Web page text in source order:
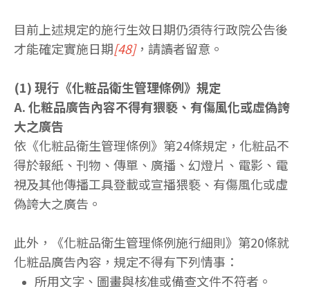
目前上述規定的施行生效日期仍須待行政院公告後
才能確定實施日期[48]，請讀者留意。
(1) 現行《化粧品衛生管理條例》規定
A. 化粧品廣告內容不得有猥褻、有傷風化或虛偽誇
大之廣告
依《化粧品衛生管理條例》第24條規定，化粧品不
得於報紙、刊物、傳單、廣播、幻燈片、電影、電
視及其他傳播工具登載或宣播猥褻、有傷風化或虛
偽誇大之廣告。
此外，《化粧品衛生管理條例施行細則》第20條就
化粧品廣告內容，規定不得有下列情事：
所用文字、圖畫與核准或備查文件不符者。